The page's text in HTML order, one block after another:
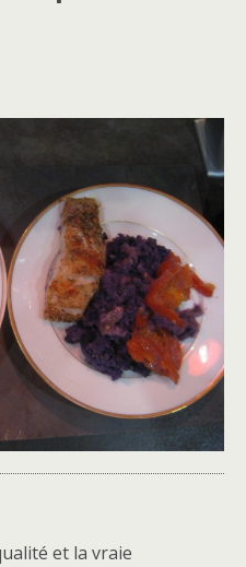
et la vraie